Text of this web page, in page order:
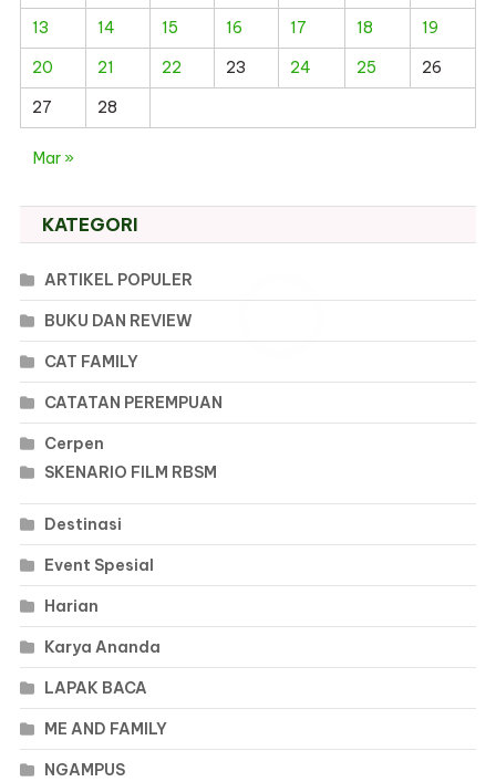
13
14 15 16 17 18
19
20
21 22 23 24 25
26
27
28
Mar »
KATEGORI
ARTIKEL POPULER
BUKU DAN REVIEW
CAT FAMILY
CATATAN PEREMPUAN
Cerpen
SKENARIO FILM RBSM
Destinasi
Event Spesial
Harian
Karya Ananda
LAPAK BACA
ME AND FAMILY
NGAMPUS